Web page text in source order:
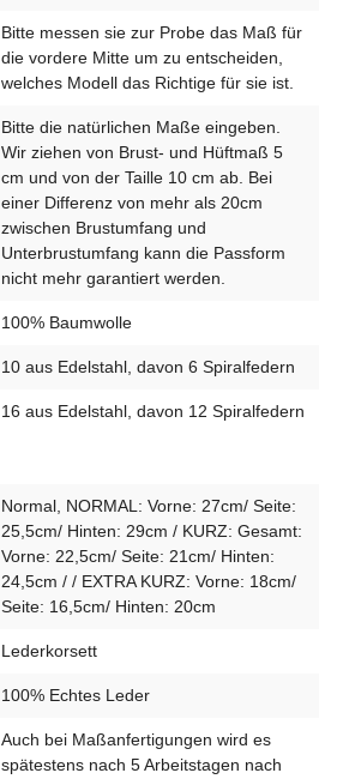
Bitte messen sie zur Probe das Maß für
die vordere Mitte um zu entscheiden,
welches Modell das Richtige für sie ist.
Bitte die natürlichen Maße eingeben.
Wir ziehen von Brust- und Hüftmaß 5
cm und von der Taille 10 cm ab. Bei
einer Differenz von mehr als 20cm
zwischen Brustumfang und
Unterbrustumfang kann die Passform
nicht mehr garantiert werden.
100% Baumwolle
10 aus Edelstahl, davon 6 Spiralfedern
16 aus Edelstahl, davon 12 Spiralfedern
Normal, NORMAL: Vorne: 27cm/ Seite:
25,5cm/ Hinten: 29cm / KURZ: Gesamt:
Vorne: 22,5cm/ Seite: 21cm/ Hinten:
24,5cm / / EXTRA KURZ: Vorne: 18cm/
Seite: 16,5cm/ Hinten: 20cm
Lederkorsett
100% Echtes Leder
Auch bei Maßanfertigungen wird es
spätestens nach 5 Arbeitstagen nach